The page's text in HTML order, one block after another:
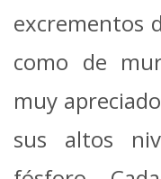
excrementos
como de
muy
sus altos